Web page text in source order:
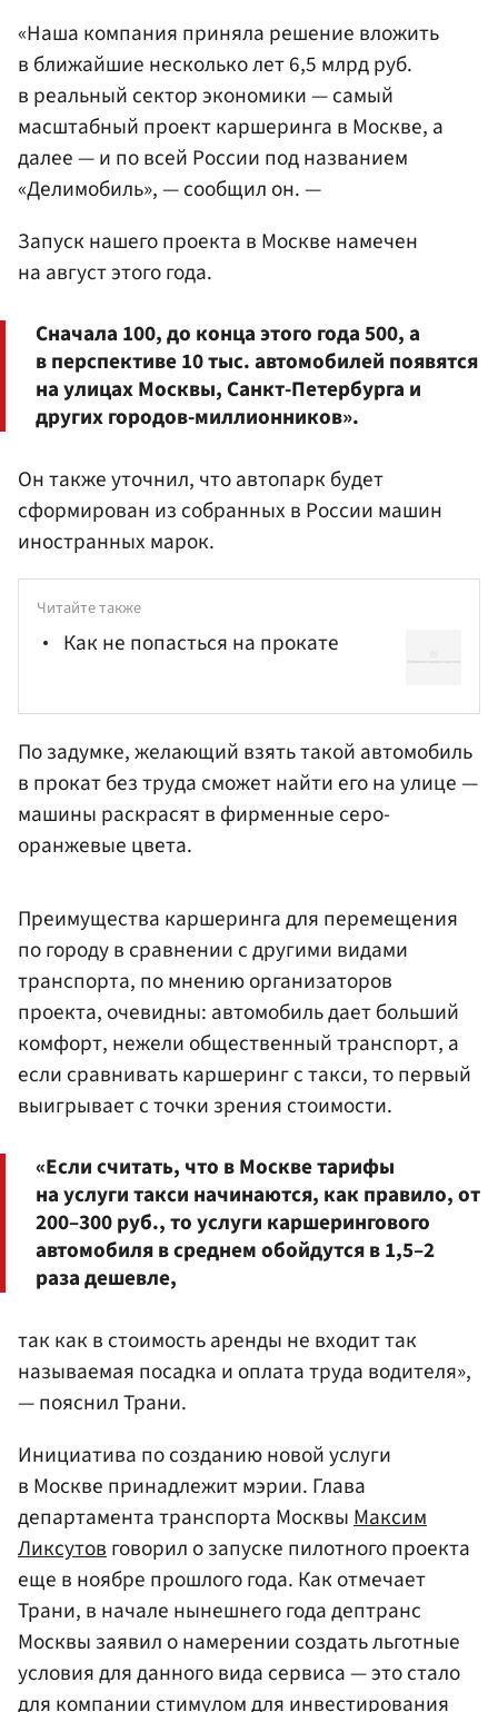
«Наша компания приняла решение вложить
в ближайшие несколько лет 6,5 млрд руб.
в реальный сектор экономики — самый
масштабный проект каршеринга в Москве, а
далее — и по всей России под названием
«Делимобиль», — сообщил он. —
Запуск нашего проекта в Москве намечен
на август этого года.
Сначала 100, до конца этого года 500, а
в перспективе 10 тыс. автомобилей появятся
на улицах Москвы, Санкт-Петербурга и
других городов-миллионников».
Он также уточнил, что автопарк будет
сформирован из собранных в России машин
иностранных марок.
Читайте также
Как не попасться на прокате
По задумке, желающий взять такой автомобиль
в прокат без труда сможет найти его на улице —
машины раскрасят в фирменные серо-
оранжевые цвета.
Преимущества каршеринга для перемещения
по городу в сравнении с другими видами
транспорта, по мнению организаторов
проекта, очевидны: автомобиль дает больший
комфорт, нежели общественный транспорт, а
если сравнивать каршеринг с такси, то первый
выигрывает с точки зрения стоимости.
«Если считать, что в Москве тарифы
на услуги такси начинаются, как правило, от
200–300 руб., то услуги каршерингового
автомобиля в среднем обойдутся в 1,5–2
раза дешевле,
так как в стоимость аренды не входит так
называемая посадка и оплата труда водителя»,
— пояснил Трани.
Инициатива по созданию новой услуги
в Москве принадлежит мэрии. Глава
департамента транспорта МосквыМаксим
Ликсутовговорил о запуске пилотного проекта
еще в ноябре прошлого года. Как отмечает
Трани, в начале нынешнего года дептранс
Москвы заявил о намерении создать льготные
условия для данного вида сервиса — это стало
для компании стимулом для инвестирования